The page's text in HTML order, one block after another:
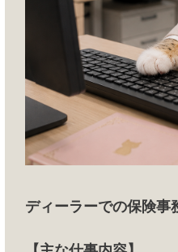
ディーラーでの保険事